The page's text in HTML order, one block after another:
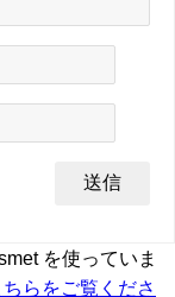
を使っていま
らをご覧くださ